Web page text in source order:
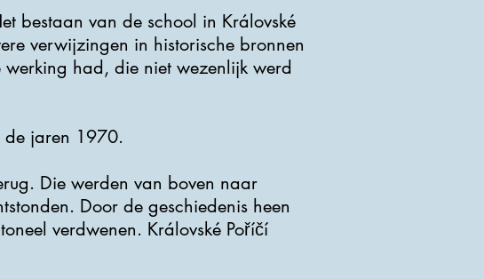
bestaan ​​van de school in Královské
verwijzingen in historische bronnen
had, die niet wezenlijk werd
de jaren 1970.
Die werden van boven naar
Door de geschiedenis heen
verdwenen. Královské Poříčí